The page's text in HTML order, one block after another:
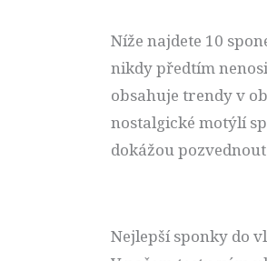
Níže najdete 10
nikdy předtím
obsahuje trendy v
nostalgické motýlí
dokážou
Nejlepší sponky do